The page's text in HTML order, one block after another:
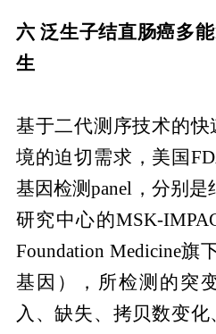
六 泛生子结直肠癌多
生
基于二代测序技术的快
境的迫切需求，美国
基因检测panel，分别是
研究中心的MSK-
Foundation Medicine旗
基因），所检测的突
入、缺失、拷贝数变化